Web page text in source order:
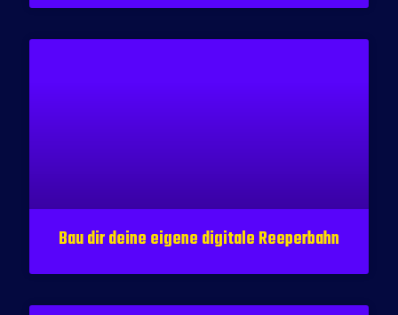
Bau dir deine eigene digitale Reeperbahn